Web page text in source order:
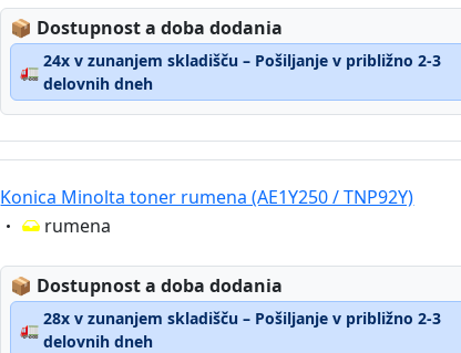
📦 Lagerstatus:
Dostupnost a doba dodania
🚛
24x v zunanjem skladišču – Pošiljanje v približno 2-3
delovnih dneh
Konica Minolta toner rumena (AE1Y250 / TNP92Y)
Eigenschaft:
rumena
📦 Lagerstatus:
Dostupnost a doba dodania
🚛
28x v zunanjem skladišču – Pošiljanje v približno 2-3
delovnih dneh